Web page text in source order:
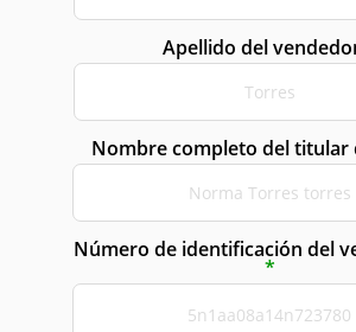
Apellido del
Nombre completo del titular
Número de identificación del